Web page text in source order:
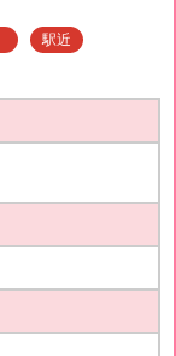
駅近